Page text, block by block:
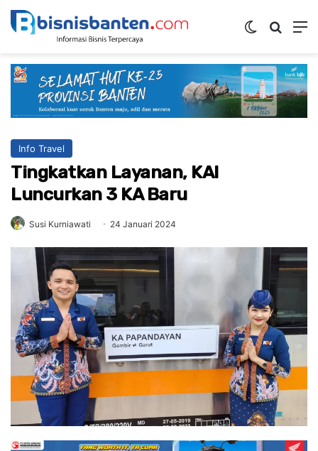
Switch skin
Info Travel
Tingkatkan Layanan, KAI
Luncurkan 3 KA Baru
Susi Kurniawati 24 Januari 2024